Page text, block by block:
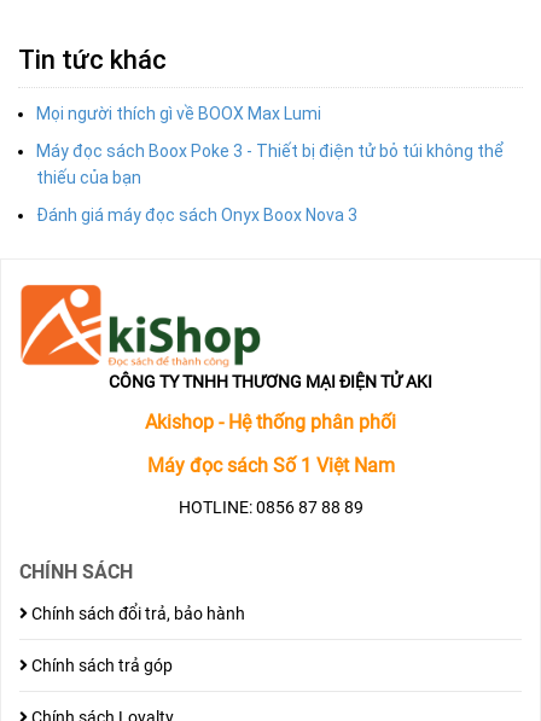
Tin tức khác
Mọi người thích gì về BOOX Max Lumi
Máy đọc sách Boox Poke 3 - Thiết bị điện tử bỏ túi không thể
thiếu của bạn
Đánh giá máy đọc sách Onyx Boox Nova 3
CÔNG TY TNHH THƯƠNG MẠI ĐIỆN TỬ AKI
Akishop - Hệ thống phân phối
Máy đọc sách Số 1 Việt Nam
HOTLINE: 0856 87 88 89
CHÍNH SÁCH
Chính sách đổi trả, bảo hành
Chính sách trả góp